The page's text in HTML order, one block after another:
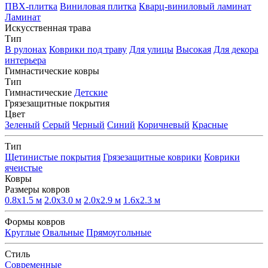
ПВХ-плитка Виниловая плитка Кварц-виниловый ламинат
Ламинат
Искусственная трава
Тип
В рулонах Коврики под траву Для улицы Высокая Для декора
интерьера
Гимнастические ковры
Тип
Гимнастические Детские
Грязезащитные покрытия
Цвет
Зеленый Серый Черный Синий Коричневый Красные
Тип
Щетинистые покрытия Грязезащитные коврики Коврики
ячеистые
Ковры
Размеры ковров
0.8x1.5 м 2.0x3.0 м 2.0x2.9 м 1.6x2.3 м
Формы ковров
Круглые Овальные Прямоугольные
Стиль
Современные